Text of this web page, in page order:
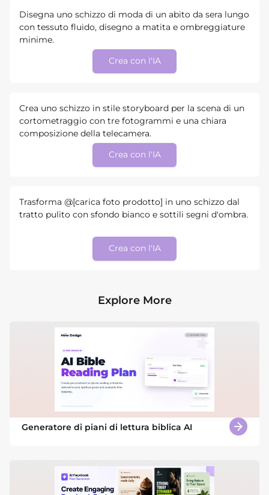
Disegna uno schizzo di moda di un abito da sera lungo
con tessuto fluido, disegno a matita e ombreggiature
minime.
Crea con l'IA
Crea uno schizzo in stile storyboard per la scena di un
cortometraggio con tre fotogrammi e una chiara
composizione della telecamera.
Crea con l'IA
Trasforma @[carica foto prodotto] in uno schizzo dal
tratto pulito con sfondo bianco e sottili segni d'ombra.
Crea con l'IA
Explore More
Generatore di piani di lettura biblica AI